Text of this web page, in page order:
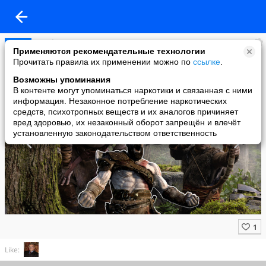
Применяются рекомендательные технологии
Прочитать правила их применении можно по ссылке
Возможны упоминания
В контенте могут упоминаться наркотики и связанная с ними
информация. Незаконное потребление наркотических
средств, психотропных веществ и их аналогов причиняет
вред здоровью, их незаконный оборот запрещён и влечёт
установленную законодательством ответственность
VK Play
added a photo
01 Mar в 17:32
Like: